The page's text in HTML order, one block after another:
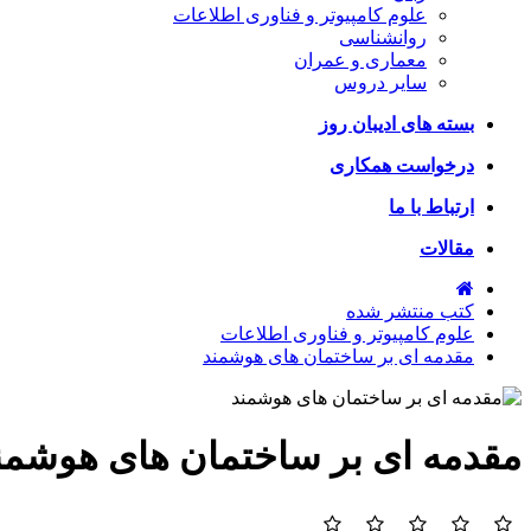
علوم کامپیوتر و فناوری اطلاعات
روانشناسی
معماری و عمران
سایر دروس
بسته های ادیبان روز
درخواست همکاری
ارتباط با ما
مقالات
کتب منتشر شده
علوم کامپیوتر و فناوری اطلاعات
مقدمه ای بر ساختمان های هوشمند
مقدمه ای بر ساختمان های